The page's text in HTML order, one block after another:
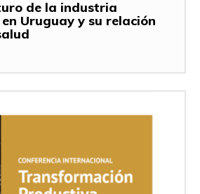
de la industria
Uruguay y su relación